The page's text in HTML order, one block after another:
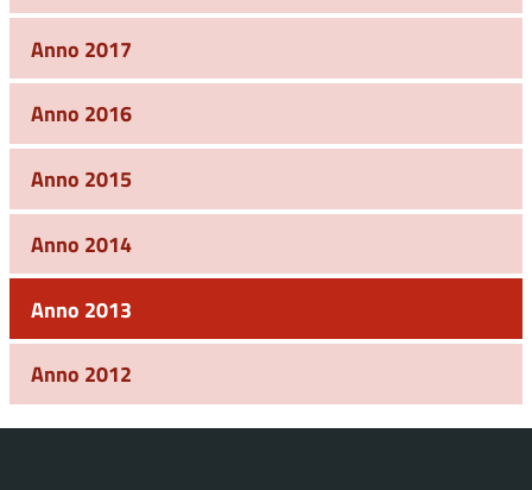
Anno 2017
Anno 2016
Anno 2015
Anno 2014
Anno 2013
Anno 2012